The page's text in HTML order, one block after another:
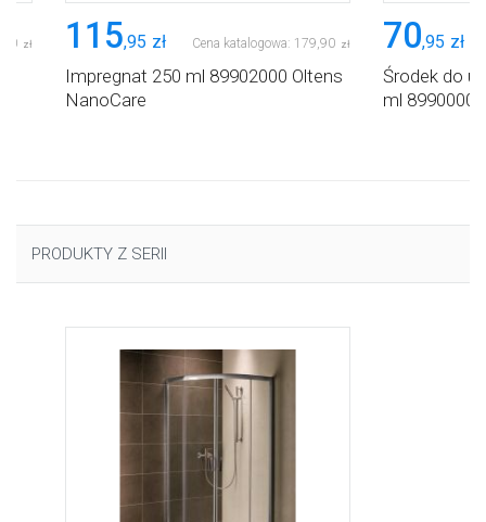
90 zł 115,95 zł Cena katalogowa: 179,90 zł
Impregnat 250 ml 89902000 Oltens
NanoCare
70,95 zł
Środek do
ml
PRODUKTY Z SERII